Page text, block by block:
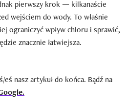
pierwszy krok — kilkanaście
wejściem do wody. To właśnie
ograniczyć wpływ chloru i sprawić,
znacznie łatwiejsza.
eś nasz artykuł do końca. Bądź na